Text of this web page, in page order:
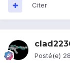
Citer
Posté(e)